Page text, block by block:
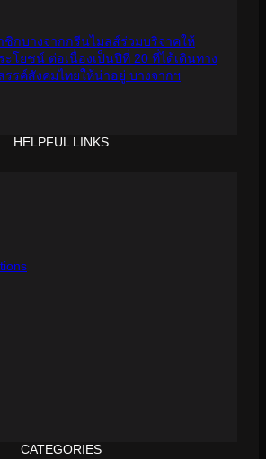
ชิกบางจากกรีนไมลส์ร่วมบริจาคให้
โยชน์ ต่อเนื่องเป็นปีที่ 20 ที่ได้เดินทาง
รรค์สังคมไทยให้น่าอยู่ บางจากฯ
HELPFUL LINKS
CATEGORIES